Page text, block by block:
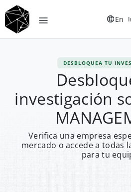
En
DESBLOQUEA TU
investigación
Verifica una empresa
mercado o accede a todas
para tu